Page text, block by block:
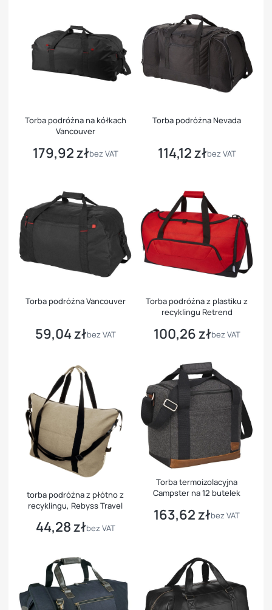
Torba podróżna na kółkach
Vancouver
Cena
179,92 złbez VAT
Torba podróżna Nevada
Cena
114,12 złbez VAT
Torba podróżna Vancouver
Cena
59,04 złbez VAT
Torba podróżna z plastiku z
recyklingu Retrend
Cena
100,26 złbez VAT
torba podróżna z płótno z
recyklingu, Rebyss Travel
Cena
44,28 złbez VAT
Torba termoizolacyjna
Campster na 12 butelek
Cena
163,62 złbez VAT